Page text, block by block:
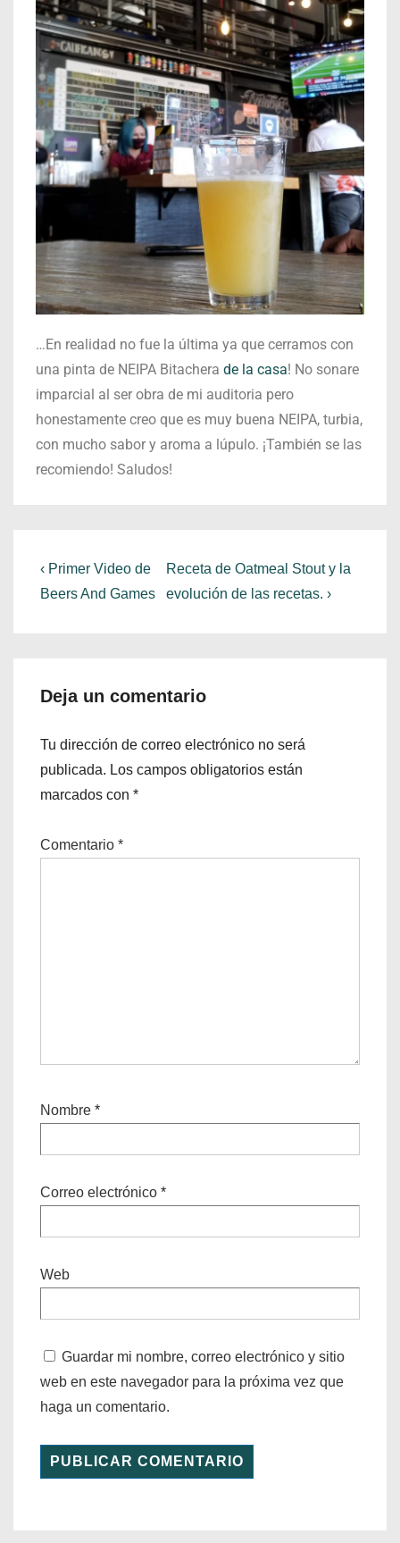
…En realidad no fue la última ya que cerramos con
una pinta de NEIPA Bitachera de la casa! No sonare
imparcial al ser obra de mi auditoria pero
honestamente creo que es muy buena NEIPA, turbia,
con mucho sabor y aroma a lúpulo. ¡También se las
recomiendo! Saludos!
‹ Primer Video de
Beers And Games
Receta de Oatmeal Stout y la
evolución de las recetas. ›
Deja un comentario
Tu dirección de correo electrónico no será
publicada. Los campos obligatorios están
marcados con *
Comentario *
Nombre *
Correo electrónico *
Web
Guardar mi nombre, correo electrónico y sitio
web en este navegador para la próxima vez que
haga un comentario.